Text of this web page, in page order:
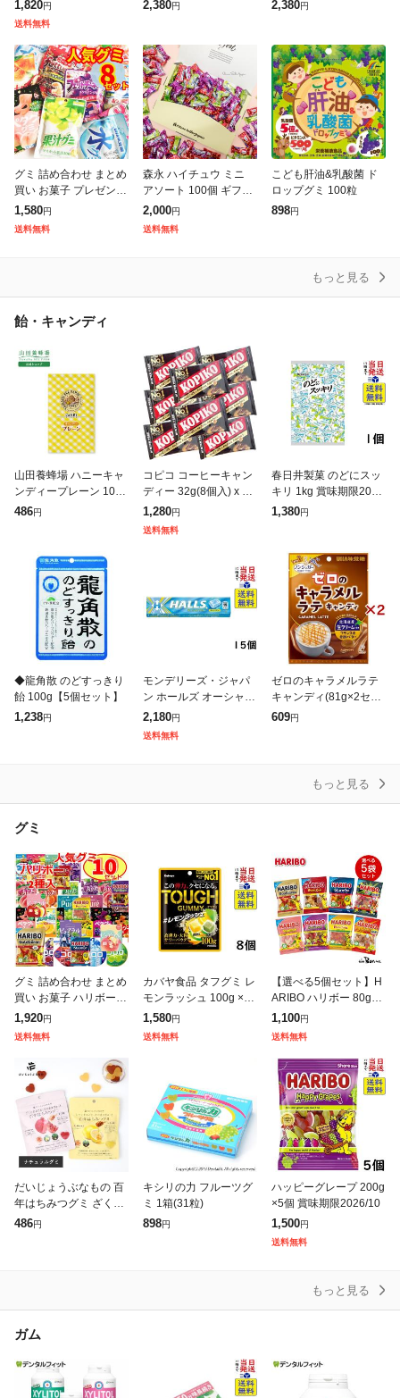
ダ ゴールデンパイン )
1,820円
送料無料
2,380円 2,380円
グミ 詰め合わせ まとめ
買い お菓子 プレゼント
8種類 果汁グミ セット
大量 コロロ 果汁 ソフ
1,580円
送料無料
森永 ハイチュウ ミニ
アソート 100個 ギフト
ボックス 大容量 チュー
イングガム 詰め合わせ
2,000円
送料無料
こども肝油&乳酸菌 ド
ロップグミ 100粒
898円
もっと見る
飴・キャンディ
山田養蜂場 ハニーキャ
ンディープレーン 100g
入(24-26粒) ギフト プ
486円
コピコ コーヒーキャン
ディー 32g(8個入) x 8
袋セット ブリスターパ
ック KOPIKO Coffee C
1,280円
送料無料
春日井製菓 のどにスッ
キリ 1kg 賞味期限202
7/05
1,380円
◆龍角散 のどすっきり
飴 100g【5個セット】
1,238円
モンデリーズ・ジャパ
ン ホールズ オーシャン
ブルー 12粒 ×15個 賞味
期限2027/05
2,180円
送料無料
ゼロのキャラメルラテ
キャンディ(81g×2セッ
ト)[ヘルシーキャンデ
609円
もっと見る
グミ
グミ 詰め合わせ まとめ
買い お菓子 ハリボー
コロロ ピュレ 果汁 10
種類 詰合せ セット ハ
プレ
1,920円
送料無料
カバヤ食品 タフグミ レ
モンラッシュ 100g ×8
個 賞味期限2027/02
1,580円
送料無料
【選べる5個セット】H
ARIBO ハリボー 80g×5
|クリックポスト|グミ
ぐみ 詰め合わせ お菓子
1,100円
送料無料
だいじょうぶなもの 百
年はちみつグミ ざくろ
味 レモン味 百年はちみ
486円
キシリの力 フルーツグ
ミ 1箱(31粒)
898円
ハッピーグレープ 200g
×5個 賞味期限2026/10
1,500円
送料無料
もっと見る
ガム